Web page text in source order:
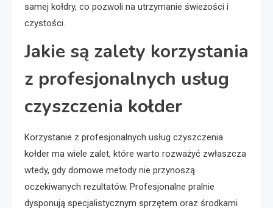
samej kołdry, co pozwoli na utrzymanie świeżości i
czystości.
Jakie są zalety korzystania
z profesjonalnych usług
czyszczenia kołder
Korzystanie z profesjonalnych usług czyszczenia
kołder ma wiele zalet, które warto rozważyć zwłaszcza
wtedy, gdy domowe metody nie przynoszą
oczekiwanych rezultatów. Profesjonalne pralnie
dysponują specjalistycznym sprzętem oraz środkami